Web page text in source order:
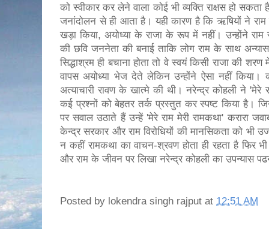
को स्वीकार कर लेने वाला कोई भी व्यक्ति राक्षस हो
जनांदोलन से ही आता है। यही कारण है कि ऋषियों ने
खड़ा किया, अयोध्या के राजा के रूप में नहीं। उन्होंने
की छवि जननेता की बनाई ताकि लोग राम के साथ
सिद्धाश्रम ही बचाना होता तो वे स्वयं किसी राजा की
वापस अयोध्या भेज देते लेकिन उन्होंने ऐसा नहीं
अत्याचारी रावण के खात्मे की थी। नरेन्द्र कोहली ने
कई प्रश्नों को बेहतर तर्क प्रस्तुत कर स्पष्ट किया है।
पर सवाल उठाते हैं उन्हें 'मेरे राम मेरी रामकथा' करारा
केन्द्र सरकार और राम विरोधियों की मानसिकता को भी
न कहीं रामकथा का वाचन-श्रवण होता ही रहता है फिर
और राम के जीवन पर लिखा नरेन्द्र कोहली का उपन्यास
Posted by lokendra singh rajput at 12:51 AM